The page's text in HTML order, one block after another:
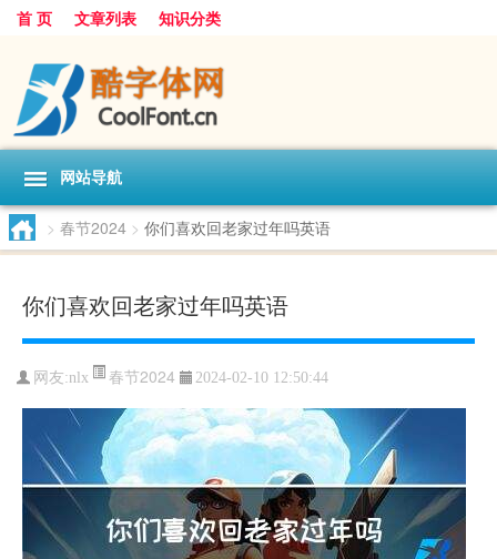
首 页 文章列表 知识分类
网站导航
> 春节2024 > 你们喜欢回老家过年吗英语
你们喜欢回老家过年吗英语
网友:nlx 春节2024 2024-02-10 12:50:44